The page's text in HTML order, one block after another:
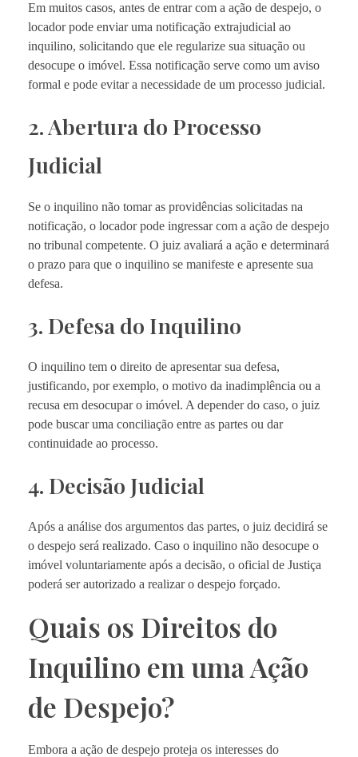
Em muitos casos, antes de entrar com a ação de despejo, o
locador pode enviar uma notificação extrajudicial ao
inquilino, solicitando que ele regularize sua situação ou
desocupe o imóvel. Essa notificação serve como um aviso
formal e pode evitar a necessidade de um processo judicial.
2. Abertura do Processo
Judicial
Se o inquilino não tomar as providências solicitadas na
notificação, o locador pode ingressar com a ação de despejo
no tribunal competente. O juiz avaliará a ação e determinará
o prazo para que o inquilino se manifeste e apresente sua
defesa.
3. Defesa do Inquilino
O inquilino tem o direito de apresentar sua defesa,
justificando, por exemplo, o motivo da inadimplência ou a
recusa em desocupar o imóvel. A depender do caso, o juiz
pode buscar uma conciliação entre as partes ou dar
continuidade ao processo.
4. Decisão Judicial
Após a análise dos argumentos das partes, o juiz decidirá se
o despejo será realizado. Caso o inquilino não desocupe o
imóvel voluntariamente após a decisão, o oficial de Justiça
poderá ser autorizado a realizar o despejo forçado.
Quais os Direitos do
Inquilino em uma Ação
de Despejo?
Embora a ação de despejo proteja os interesses do